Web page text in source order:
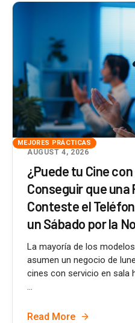
MEJORES PRÁCTICAS
AUGUST 4, 2026
¿Puede tu Cine
Conseguir que una
Conteste el
un Sábado por la
La mayoría de los
asumen un negocio de
cines con servicio en
...
Read More